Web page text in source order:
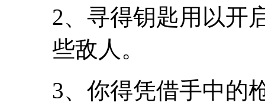
2、寻得钥匙用以开
些敌人。
3、你得凭借手中的